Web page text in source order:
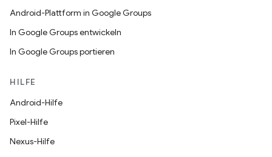
Android-Plattform in Google Groups
In Google Groups entwickeln
In Google Groups portieren
HILFE
Android-Hilfe
Pixel-Hilfe
Nexus-Hilfe